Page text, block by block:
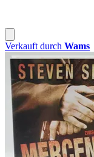
Verkauft durch Wams